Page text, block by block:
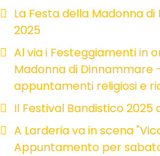
La Festa della Madonna
2025
Al via i Festeggiamenti in
Madonna di Dinnammare
appuntamenti religiosi e
Il Festival Bandistico 2025
A Larderia va in scena
Appuntamento per